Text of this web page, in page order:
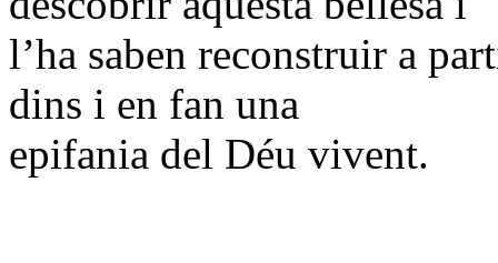
l’ha saben reconstruir a
dins i en fan una
epifania del Déu vivent.